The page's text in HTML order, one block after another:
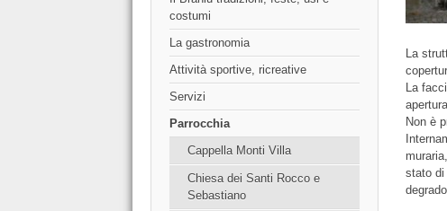
costumi
La gastronomia
Attività sportive, ricreative
Servizi
Parrocchia
Cappella Monti Villa
Chiesa dei Santi Rocco e
Sebastiano
La
La
Non è
stato di